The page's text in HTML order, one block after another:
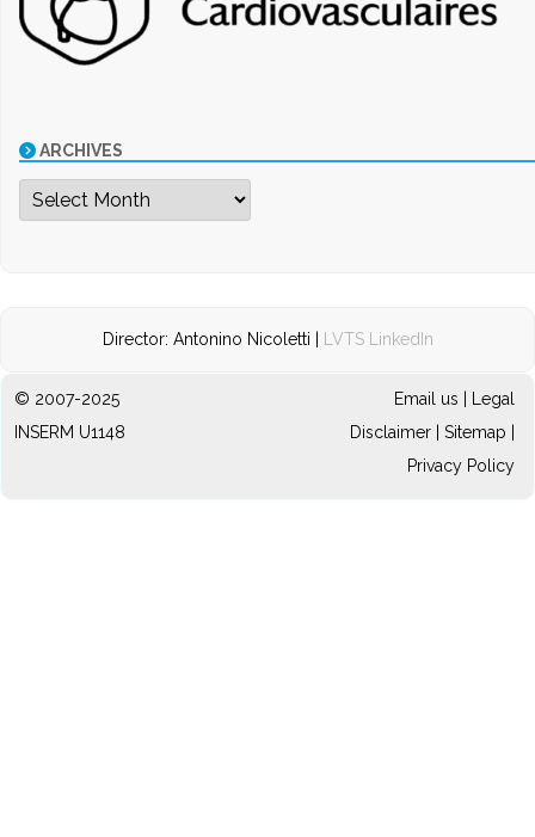
ARCHIVES
Archives
Director: Antonino Nicoletti | LVTS LinkedIn
© 2007-2025
INSERM U1148
Email us
Legal
Disclaimer| Sitemap
Privacy Policy